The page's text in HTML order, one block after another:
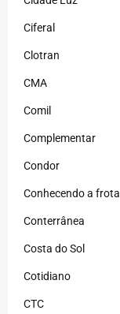
Ciferal
Clotran
CMA
Comil
Complementar
Condor
Conhecendo a frota
Conterrânea
Costa do Sol
Cotidiano
CTC